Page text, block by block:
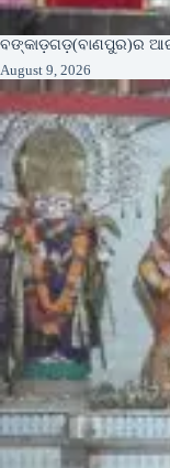
ବଙ୍କାଡ଼ଗଡ଼(ବାଣପୁର)ର
August 9, 2026